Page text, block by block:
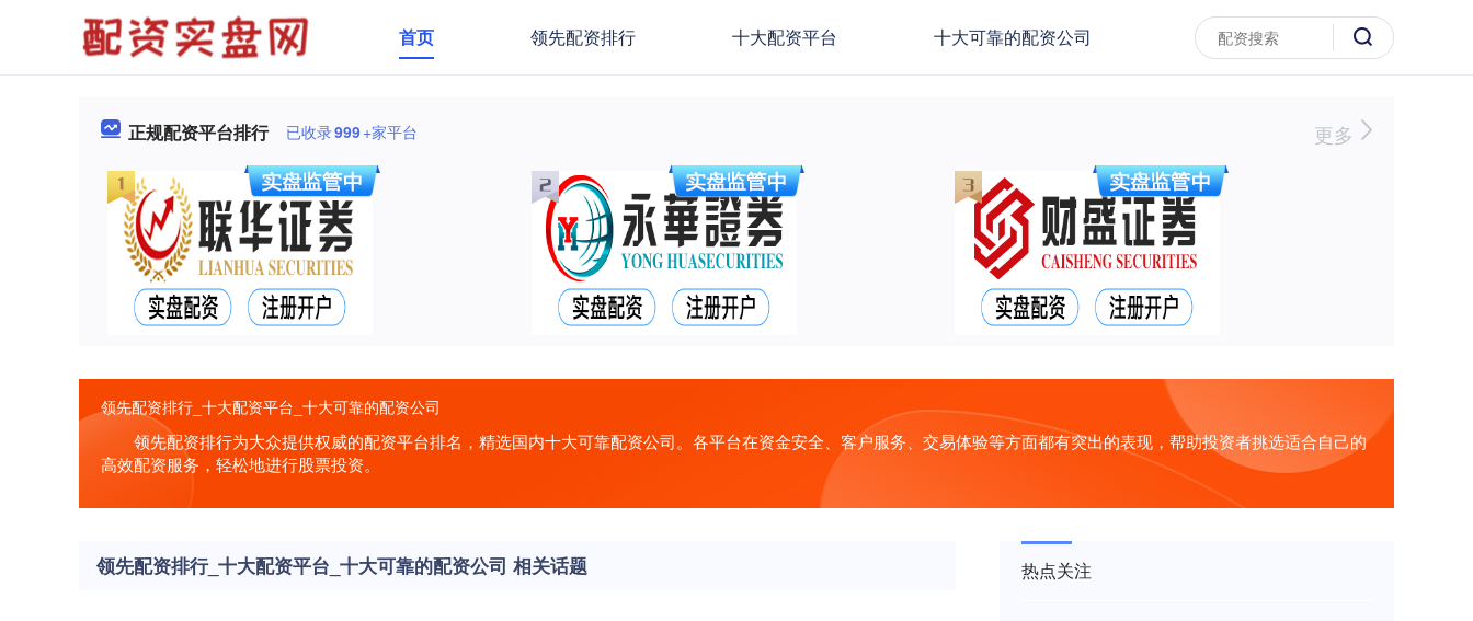
首页 领先配资排行 十大配资平台 十大可靠的配资公司
正规配资平台排行 已收录999+家平台 更多
领先配资排行_十大配资平台_十大可靠的配资公司
领先配资排行为大众提供权威的配资平台排名，精选国内十大可靠配资公司。各平台在资金安全、客户服务、交易体验等方面都有突出的表现，帮助投资者挑选适合自己的
高效配资服务，轻松地进行股票投资。
领先配资排行_十大配资平台_十大可靠的配资公司 相关话题 热点关注